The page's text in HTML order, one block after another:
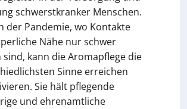
schwerstkranker Menschen.
der Pandemie, wo Kontakte
Nähe nur schwer
sind, kann die Aromapflege die
Sinne erreichen
Sie hält pflegende
und ehrenamtliche